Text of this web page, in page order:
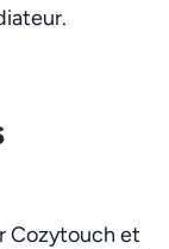
Cozytouch et